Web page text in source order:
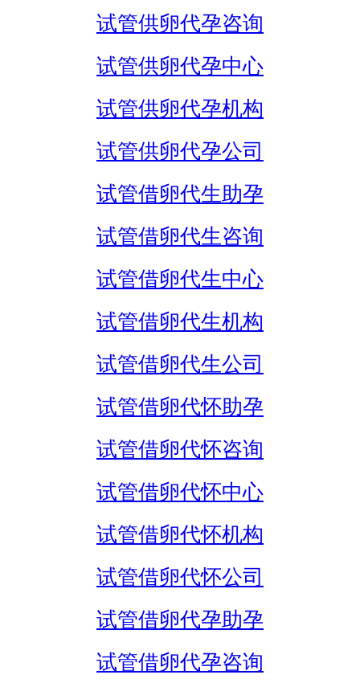
试管供卵代孕咨询
试管供卵代孕中心
试管供卵代孕机构
试管供卵代孕公司
试管借卵代生助孕
试管借卵代生咨询
试管借卵代生中心
试管借卵代生机构
试管借卵代生公司
试管借卵代怀助孕
试管借卵代怀咨询
试管借卵代怀中心
试管借卵代怀机构
试管借卵代怀公司
试管借卵代孕助孕
试管借卵代孕咨询